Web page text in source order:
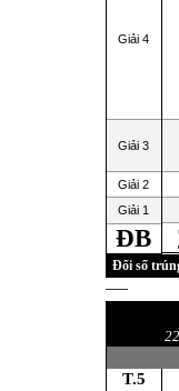
Giải 4
Giải 3
Giải 2
Giải 1
ĐB
Đổi số
T.5